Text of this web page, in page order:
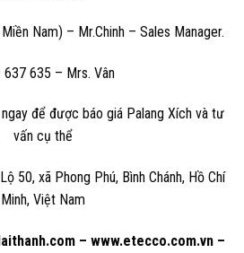
Nam) – Mr.Chinh – Sales Manager.
637 635 – Mrs. Vân
để được báo giá Palang Xích và tư
vấn cụ thể
50, xã Phong Phú, Bình Chánh, Hồ Chí
Minh, Việt Nam
– www.etecco.com.vn–